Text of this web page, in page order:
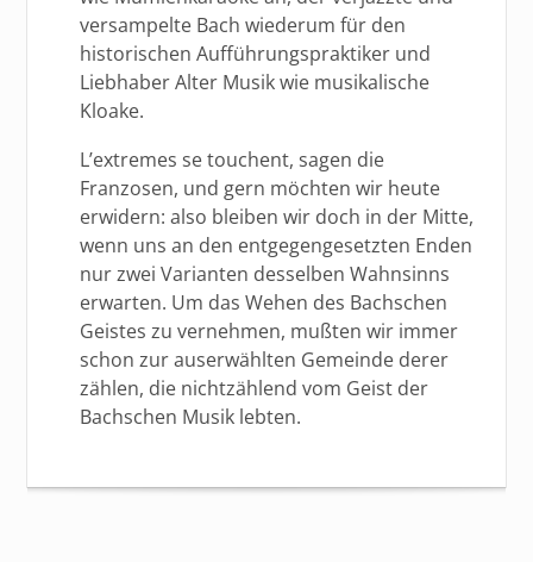
versampelte Bach wiederum für den
historischen Aufführungspraktiker und
Liebhaber Alter Musik wie musikalische
Kloake.
L’extremes se touchent, sagen die
Franzosen, und gern möchten wir heute
erwidern: also bleiben wir doch in der Mitte,
wenn uns an den entgegengesetzten Enden
nur zwei Varianten desselben Wahnsinns
erwarten. Um das Wehen des Bachschen
Geistes zu vernehmen, mußten wir immer
schon zur auserwählten Gemeinde derer
zählen, die nichtzählend vom Geist der
Bachschen Musik lebten.